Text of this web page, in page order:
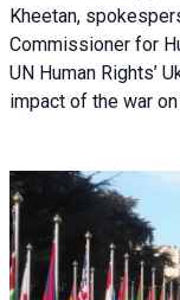
Kheetan,
Commissioner for
UN Human Rights’
impact of the war